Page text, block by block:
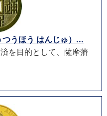
うほう はんじゅ）...
を目的として、薩摩藩